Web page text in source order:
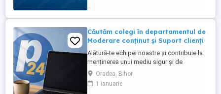
Căutăm colegi în departamentul de
Moderare conținut și Suport clienți
Alătură-te echipei noastre și contribuie la
menținerea unui mediu sigur și de
încredere pe platformele noastre de
anunțuri din România, Germania și
Ungaria. În funcție de experiența și
Oradea, Bihor
1 ianuarie